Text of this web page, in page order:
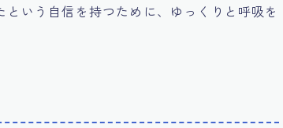
いう自信を持つために、ゆっくりと呼吸を